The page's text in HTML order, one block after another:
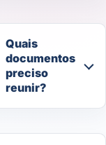
Quais
documentos
preciso
reunir?